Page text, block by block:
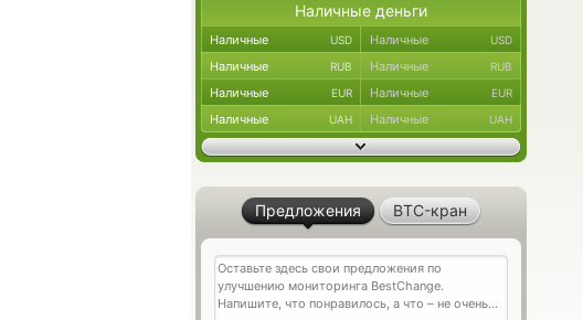
Наличные деньги
Наличные USD Наличные USD
Наличные RUB Наличные RUB
Наличные EUR Наличные EUR
Наличные UAH Наличные UAH
Предложения BTC-кран